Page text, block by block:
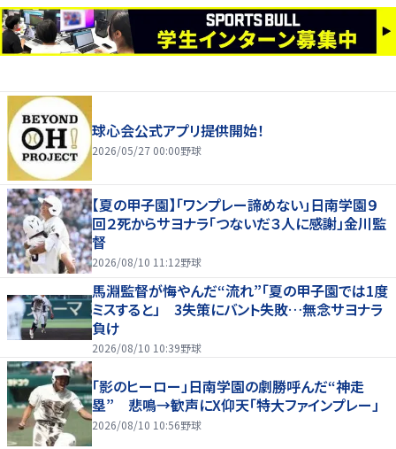
球心会公式アプリ提供開始！
2026/05/27 00:00野球
【夏の甲子園】「ワンプレー諦めない」日南学園９
回２死からサヨナラ「つないだ３人に感謝」金川監
督
2026/08/10 11:12野球
馬淵監督が悔やんだ“流れ”「夏の甲子園では1度
ミスすると」 3失策にバント失敗…無念サヨナラ
負け
2026/08/10 10:39野球
「影のヒーロー」日南学園の劇勝呼んだ“神走
塁” 悲鳴→歓声にX仰天「特大ファインプレー」
2026/08/10 10:56野球